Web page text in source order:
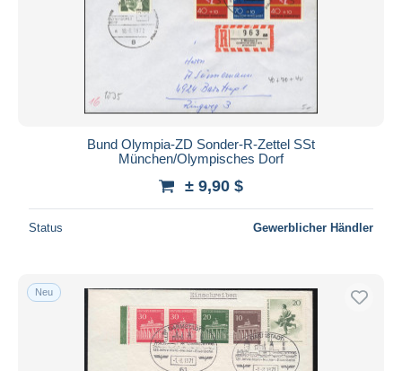
Übernehmen
Bund Olympia-ZD Sonder-R-Zettel SSt
München/Olympisches Dorf
± 9,90 $
Status Gewerblicher Händler
Neu